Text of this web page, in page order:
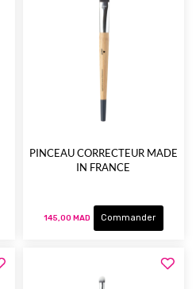
PINCEAU CORRECTEUR MADE
IN FRANCE
145,00 MAD Commander